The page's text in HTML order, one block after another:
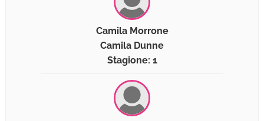
Camila Morrone
Camila Dunne
Stagione: 1